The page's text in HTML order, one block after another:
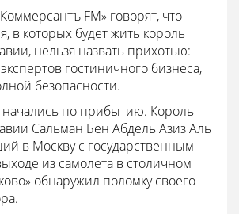
FM» говорят, что
в которых будет жить король
нельзя назвать прихотью:
гостиничного бизнеса,
безопасности.
по прибытию. Король
Сальман Бен Абдель Азиз Аль
в Москву с государственным
из самолета в столичном
обнаружил поломку своего